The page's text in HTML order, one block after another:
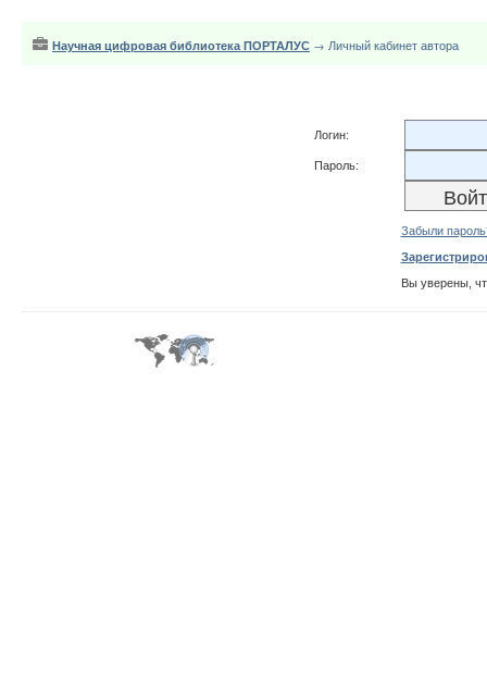
Научная цифровая библиотека ПОРТАЛУС → Личный кабинет автора
Логин:
Пароль:
Забыли
Вы уверены,